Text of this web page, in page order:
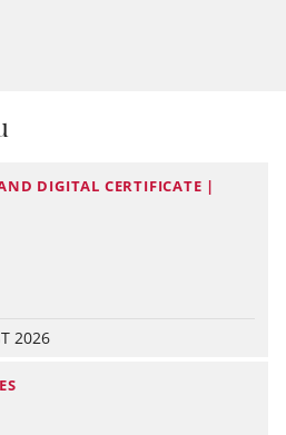
DIGITAL CERTIFICATE |
2026